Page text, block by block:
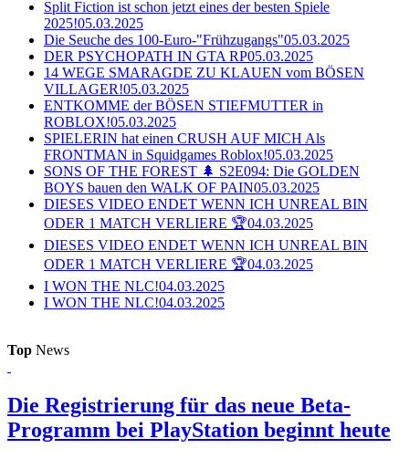
Split Fiction ist schon jetzt eines der besten Spiele
2025!05.03.2025
Die Seuche des 100-Euro-"Frühzugangs"05.03.2025
DER PSYCHOPATH IN GTA RP05.03.2025
14 WEGE SMARAGDE ZU KLAUEN vom BÖSEN
VILLAGER!05.03.2025
ENTKOMME der BÖSEN STIEFMUTTER in
ROBLOX!05.03.2025
SPIELERIN hat einen CRUSH AUF MICH Als
FRONTMAN in Squidgames Roblox!05.03.2025
SONS OF THE FOREST 🌲 S2E094: Die GOLDEN
BOYS bauen den WALK OF PAIN05.03.2025
DIESES VIDEO ENDET WENN ICH UNREAL BIN
ODER 1 MATCH VERLIERE 🏆04.03.2025
DIESES VIDEO ENDET WENN ICH UNREAL BIN
ODER 1 MATCH VERLIERE 🏆04.03.2025
I WON THE NLC!04.03.2025
I WON THE NLC!04.03.2025
Top News
Die Registrierung für das neue Beta-
Programm bei PlayStation beginnt heute